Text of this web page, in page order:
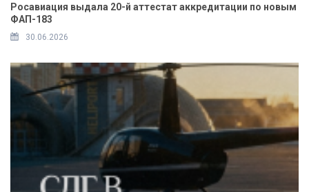
Росавиация выдала 20-й аттестат аккредитации по новым
ФАП-183
30.06.2026